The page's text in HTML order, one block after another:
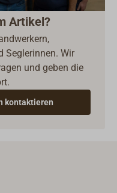
Artikel?
Seglerinnen. Wir
und geben die
kontaktieren